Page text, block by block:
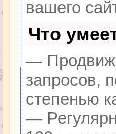
вашего
Что
—
запросов,
степенью
—